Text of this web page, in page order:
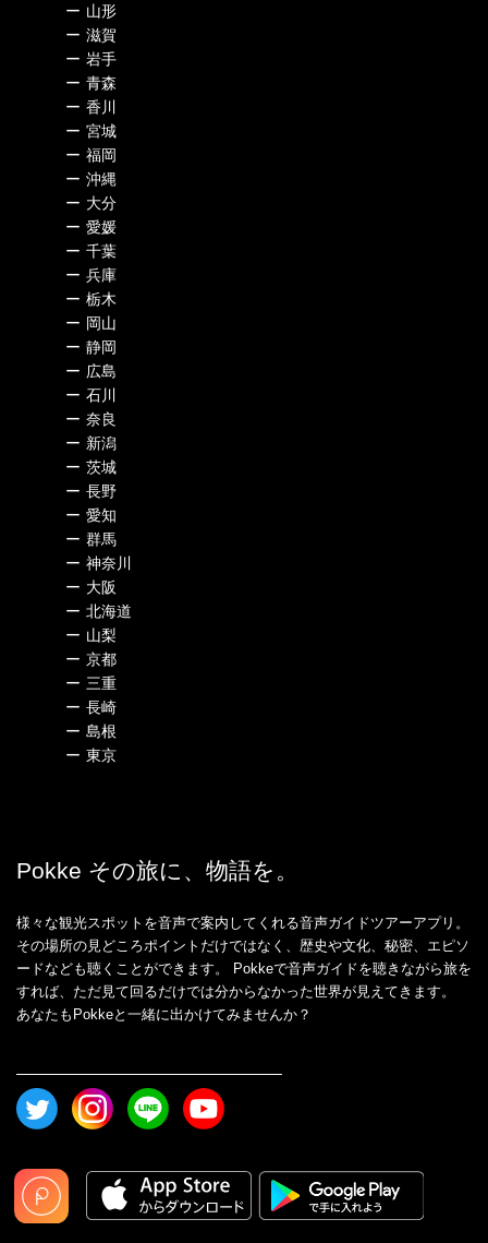
ー 山形
ー 滋賀
ー 岩手
ー 青森
ー 香川
ー 宮城
ー 福岡
ー 沖縄
ー 大分
ー 愛媛
ー 千葉
ー 兵庫
ー 栃木
ー 岡山
ー 静岡
ー 広島
ー 石川
ー 奈良
ー 新潟
ー 茨城
ー 長野
ー 愛知
ー 群馬
ー 神奈川
ー 大阪
ー 北海道
ー 山梨
ー 京都
ー 三重
ー 長崎
ー 島根
ー 東京
Pokke その旅に、物語を。
様々な観光スポットを音声で案内してくれる音声ガイドツアーアプリ。
その場所の見どころポイントだけではなく、歴史や文化、秘密、エピソ
ードなども聴くことができます。 Pokkeで音声ガイドを聴きながら旅を
すれば、ただ見て回るだけでは分からなかった世界が見えてきます。
あなたもPokkeと一緒に出かけてみませんか？